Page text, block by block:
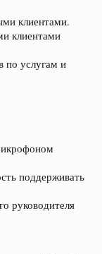
клиентами.
клиентами
по услугам и
поддерживать
руководителя